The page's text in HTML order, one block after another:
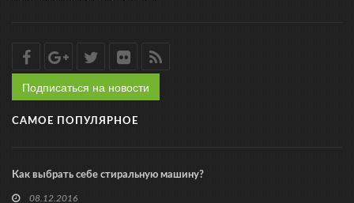
Подписаться на новости
САМОЕ ПОПУЛЯРНОЕ
Как выбрать себе стиральную машину?
08.12.2016